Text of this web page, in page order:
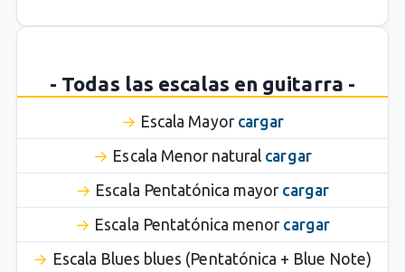
- Todas las escalas en guitarra -
Escala Mayor cargar
Escala Menor natural cargar
Escala Pentatónica mayor cargar
Escala Pentatónica menor cargar
Escala Blues blues (Pentatónica + Blue Note)